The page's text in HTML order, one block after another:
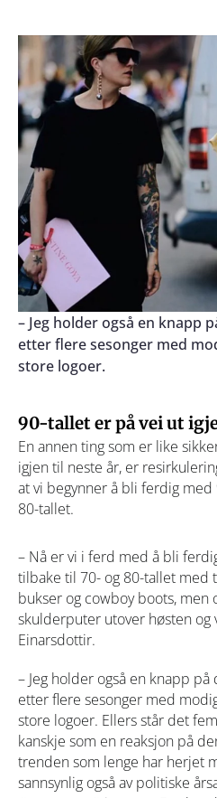
– Jeg holder også en knapp
etter flere sesonger med
store logoer.
90-tallet er på vei ut
En annen ting som er like
igjen til neste år, er
at vi begynner å bli ferdig
80-tallet.
– Nå er vi i ferd med å bli
tilbake til 70- og 80-tallet med
bukser og cowboy boots, men
skulderputer utover høsten og
Einarsdottir.
– Jeg holder også en knapp
etter flere sesonger med
store logoer. Ellers står det
kanskje som en reaksjon på
trenden som lenge har herjet
sannsynlig også av politiske